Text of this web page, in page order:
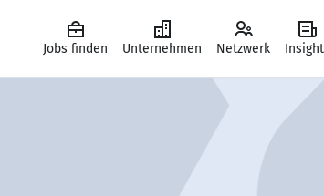
Jobs finden Unternehmen Netzwerk